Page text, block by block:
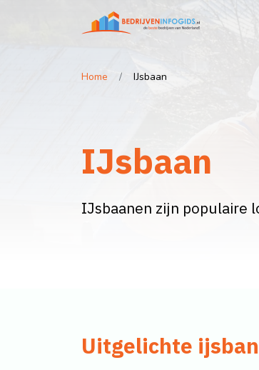
Home IJsbaan
IJsbaan
IJsbaanen zijn populaire
Uitgelichte